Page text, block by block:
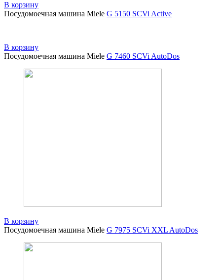
В корзину
Посудомоечная машина Miele G 5150 SCVi Active
В корзину
Посудомоечная машина Miele G 7460 SCVi AutoDos
В корзину
Посудомоечная машина Miele G 7975 SCVi XXL AutoDos